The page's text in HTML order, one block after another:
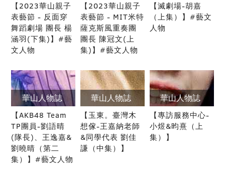
【2023華山親子
表藝節 - 反面穿
舞蹈劇場 團長 楊
涵羽(下集)】#藝
文人物
【2023華山親子
表藝節 - MIT米特
薩克斯風重奏團
團長 陳冠文(上
集)】#藝文人物
【滅劇場-胡嘉
（上集）】#藝文
人物
華山人物誌
【AKB48 Team
TP團員-劉語晴
(隊長)、王逸嘉&
劉曉晴（第二
集）】#藝文人物
華山人物誌
【玉東。臺灣木
想傢-王嘉納老師
&同學代表 劉佳
謙（中集）】
華山人物誌
【專訪服務中心-
小煜&昀熹（上
集）】